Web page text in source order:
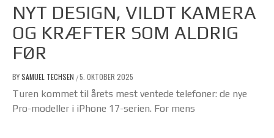
NYT DESIGN, VILDT KAMERA
OG KRÆFTER SOM ALDRIG
FØR
BYSAMUEL TECHSEN /5. OKTOBER 2025
Turen kommet til årets mest ventede telefoner: de nye
Pro-modeller i iPhone 17-serien. For mens